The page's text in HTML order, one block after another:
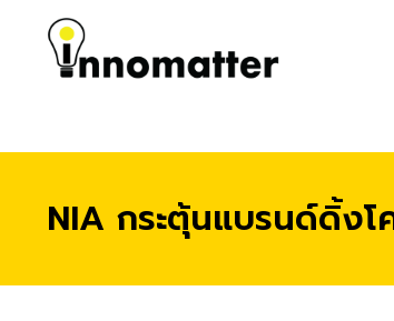
NIA กระตุ้นแบรนด์ดิ้ง